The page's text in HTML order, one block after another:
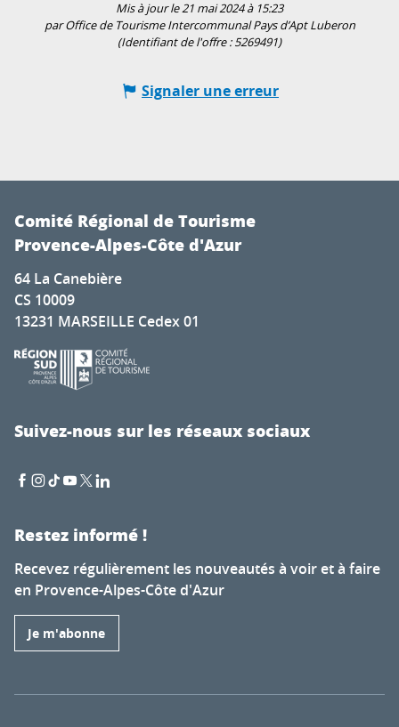
Mis à jour le 21 mai 2024 à 15:23
par Office de Tourisme Intercommunal Pays d’Apt Luberon
(Identifiant de l'offre :5269491)
Signaler une erreur
Comité Régional de Tourisme
Provence-Alpes-Côte d'Azur
64 La Canebière
CS 10009
13231 MARSEILLE Cedex 01
Suivez-nous sur les réseaux sociaux
Restez informé !
Recevez régulièrement les nouveautés à voir et à faire
en Provence-Alpes-Côte d'Azur
Je m'abonne